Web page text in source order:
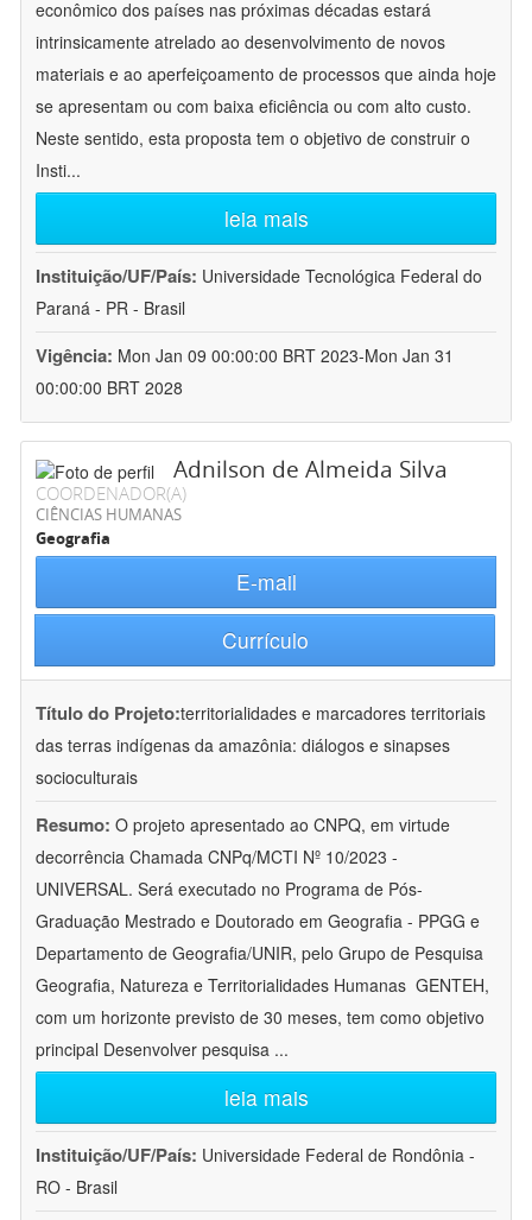
econômico dos países nas próximas décadas estará
intrinsicamente atrelado ao desenvolvimento de novos
materiais e ao aperfeiçoamento de processos que ainda hoje
se apresentam ou com baixa eficiência ou com alto custo.
Neste sentido, esta proposta tem o objetivo de construir o
Insti...
leia mais
Instituição/UF/País: Universidade Tecnológica Federal do
Paraná - PR - Brasil
Vigência: Mon Jan 09 00:00:00 BRT 2023-Mon Jan 31
00:00:00 BRT 2028
Adnilson de Almeida Silva
COORDENADOR(A)
CIÊNCIAS HUMANAS
Geografia
E-mail
Currículo
Título do Projeto:territorialidades e marcadores territoriais
das terras indígenas da amazônia: diálogos e sinapses
socioculturais
Resumo: O projeto apresentado ao CNPQ, em virtude
decorrência Chamada CNPq/MCTI Nº 10/2023 -
UNIVERSAL. Será executado no Programa de Pós-
Graduação Mestrado e Doutorado em Geografia - PPGG e
Departamento de Geografia/UNIR, pelo Grupo de Pesquisa
Geografia, Natureza e Territorialidades Humanas  GENTEH,
com um horizonte previsto de 30 meses, tem como objetivo
principal Desenvolver pesquisa ...
leia mais
Instituição/UF/País: Universidade Federal de Rondônia -
RO - Brasil